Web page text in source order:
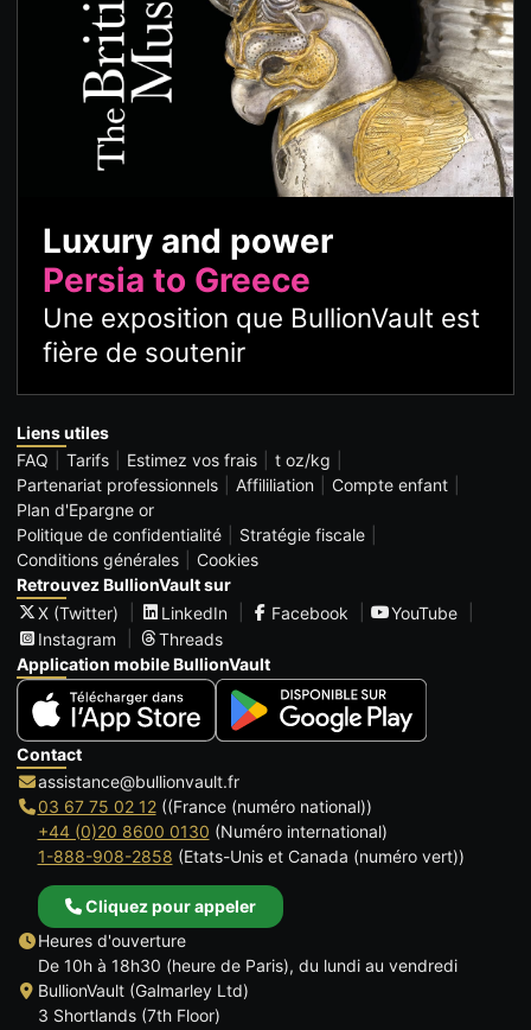
Luxury and power
Persia to Greece
Une exposition que BullionVault est
fière de soutenir
Liens utiles
FAQ
Tarifs Estimez vos frais
t oz/kg
Partenariat professionnels
Affililiation
Compte enfant
Plan d'Epargne or
Politique de confidentialité
Stratégie fiscale
Conditions générales
Cookies
Retrouvez BullionVault sur
X (Twitter)
LinkedIn Facebook
YouTube
Instagram
Threads
Application mobile BullionVault
Contact
assistance@bullionvault.fr
03 67 75 02 12((France (numéro national))
+44 (0)20 8600 0130 (Numéro international)
1-888-908-2858 (Etats-Unis et Canada (numéro vert))
Cliquez pour appeler
Heures d'ouverture
De 10h à 18h30 (heure de Paris), du lundi au vendredi
BullionVault (Galmarley Ltd)
3 Shortlands (7th Floor)